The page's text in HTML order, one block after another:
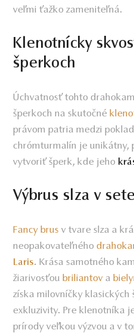
veľmi ťažko zameniteľná.
Klenotnícky
šperkoch
Úchvatnosť tohto
šperkoch na skutočné
právom patria medzi
chrómturmalín je unikátny,
vytvoriť šperk, kde jeho
Výbrus slza v
Fancy brus v tvare slza a
neopakovateľného
Laris. Krása samotného
žiarivosťou briliantov a
získa milovníčky klasických
exkluzivity. Pre klenotníka
prírody veľkou výzvou a v